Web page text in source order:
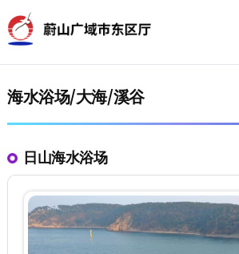
바
로
로
가
海水浴场/大海/溪谷
日山海水浴场